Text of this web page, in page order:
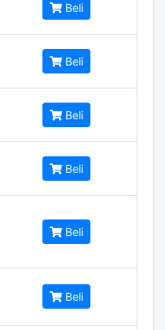
Beli
Beli
Beli
Beli
Beli
Beli